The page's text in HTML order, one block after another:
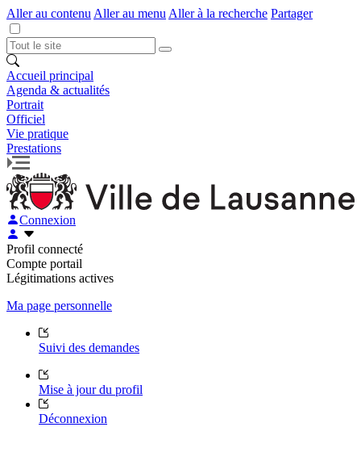
Aller au contenu Aller au menu Aller à la recherche Partager
Accueil principal
Agenda & actualités
Portrait
Officiel
Vie pratique
Prestations
Connexion
Profil connecté
Compte portail
Légitimations actives
Ma page personnelle
Suivi des demandes
Mise à jour du profil
Déconnexion